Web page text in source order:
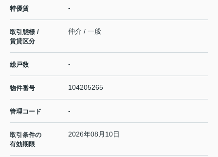
特優賃 -
取引態様 /
賃貸区分
仲介 / 一般
総戸数 -
物件番号 104205265
管理コード -
取引条件の
有効期限
2026年08月10日